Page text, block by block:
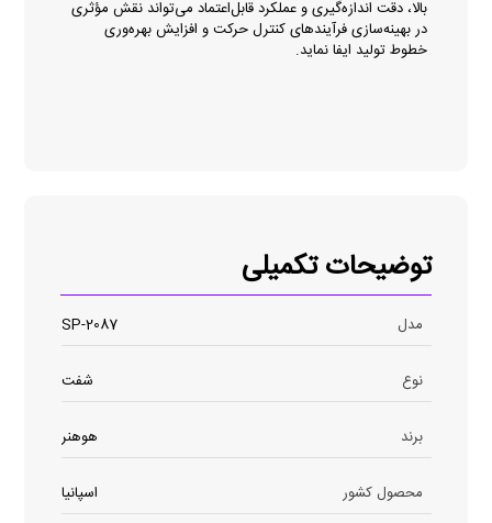
بالا، دقت اندازه‌گیری و عملکرد قابل‌اعتماد می‌تواند نقش مؤثری
در بهینه‌سازی فرآیندهای کنترل حرکت و افزایش بهره‌وری
خطوط تولید ایفا نماید.
توضیحات تکمیلی
مدل SP-2087
نوع شفت
برند هوهنر
محصول کشور اسپانیا